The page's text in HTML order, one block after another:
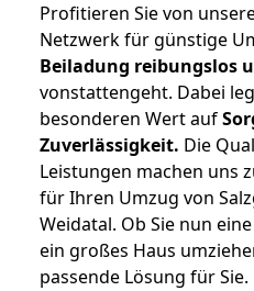
Profitieren Sie von
Netzwerk für günstige
Beiladung reibungslos
vonstattengeht. Dabei
besonderen Wert auf
Zuverlässigkeit. Die
Leistungen machen uns
für Ihren Umzug von
Weidatal. Ob Sie nun
ein großes Haus
passende Lösung für Sie.